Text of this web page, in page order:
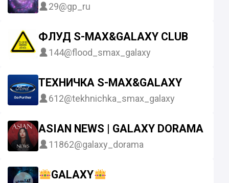
29@gp_ru
ФЛУД S-MAX&GALAXY CLUB
144@flood_smax_galaxy
ТЕХНИЧКА S-MAX&GALAXY
612@tekhnichka_smax_galaxy
ASIAN NEWS | GALAXY DORAMA |
11862@galaxy_dorama
GALAXY